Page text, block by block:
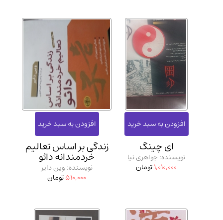
ای چینگ
نویسنده: جواهری نیا
1,010,000تومان
زندگی بر اساس تعالیم
خردمندانه دائو
نویسنده: وین دایر
510,000تومان